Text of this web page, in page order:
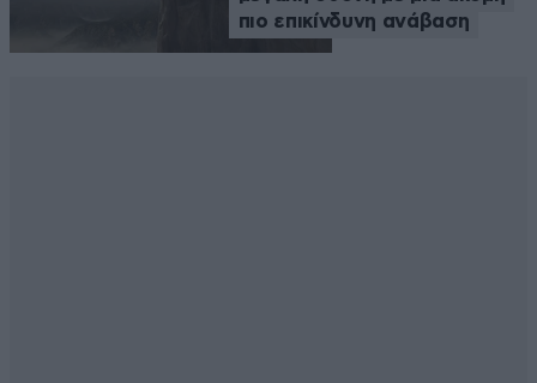
πιο επικίνδυνη ανάβαση